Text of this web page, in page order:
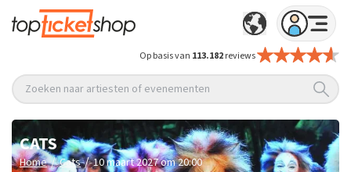
Op basis van 113.182reviews
Zoeken naar artiesten of evenementen
CATS
Home / Cats / 10 maart 2027 om 20:00